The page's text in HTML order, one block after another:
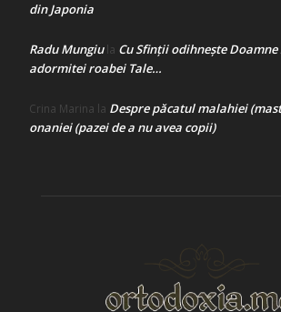
din Japonia
Radu Mungiula Cu Sfinții odihnește
adormitei roabei Tale…
Crina Marina la Despre păcatul malahiei
onaniei (pazei de a nu avea copii)